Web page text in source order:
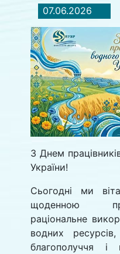
07.06.2026
З Днем
України!
Сьогодні ми
щоденною
раціональне
водних
благополуччя і